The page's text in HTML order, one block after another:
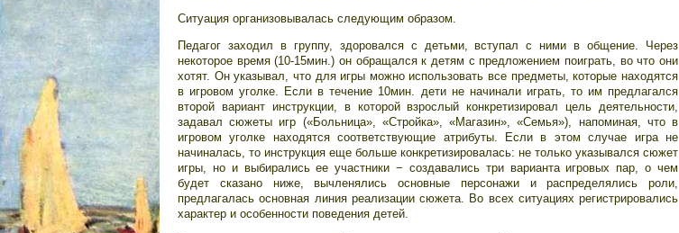
Ситуация организовывалась следующим образом.
Педагог заходил в группу, здоровался с детьми, вступал с ними в общение. Через
некоторое время (10-15мин.) он обращался к детям с предложением поиграть, во что они
хотят. Он указывал, что для игры можно использовать все предметы, которые находятся
в игровом уголке. Если в течение 10мин. дети не начинали играть, то им предлагался
второй вариант инструкции, в которой взрослый конкретизировал цель деятельности,
задавал сюжеты игр («Больница», «Стройка», «Магазин», «Семья»), напоминая, что в
игровом уголке находятся соответствующие атрибуты. Если в этом случае игра не
начиналась, то инструкция еще больше конкретизировалась: не только указывался сюжет
игры, но и выбирались ее участники − создавались три варианта игровых пар, о чем
будет сказано ниже, вычленялись основные персонажи и распределялись роли,
предлагалась основная линия реализации сюжета. Во всех ситуациях регистрировались
характер и особенности поведения детей.